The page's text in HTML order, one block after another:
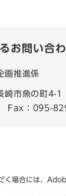
お問い合
画推進係
崎市魚の町4-1
Fax：095-
く場合には、